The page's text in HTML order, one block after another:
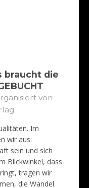
braucht die
von
Im
wir aus:
sein und sich
Blickwinkel, dass
tragen wir
die Wandel